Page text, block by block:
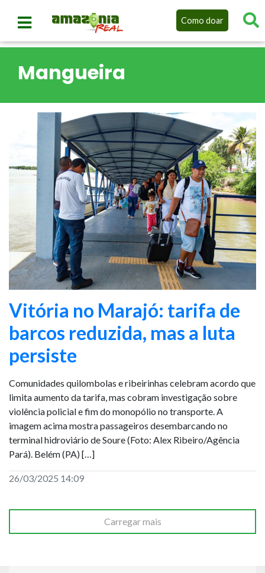
Como doar
Mangueira
Vitória no Marajó: tarifa de
barcos reduzida, mas a luta
persiste
Comunidades quilombolas e ribeirinhas celebram acordo que
limita aumento da tarifa, mas cobram investigação sobre
violência policial e fim do monopólio no transporte. A
imagem acima mostra passageiros desembarcando no
terminal hidroviário de Soure (Foto: Alex Ribeiro/Agência
Pará). Belém (PA) […]
26/03/2025 14:09
Carregar mais